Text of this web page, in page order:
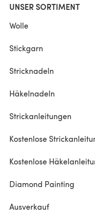
UNSER SORTIMENT
Wolle
Stickgarn
Stricknadeln
Häkelnadeln
Strickanleitungen
Kostenlose
Kostenlose
Diamond Painting
Ausverkauf